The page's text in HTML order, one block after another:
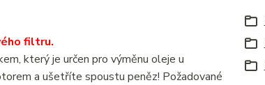
filtru.
který je určen pro výměnu oleje u
a ušetříte spoustu peněz! Požadované